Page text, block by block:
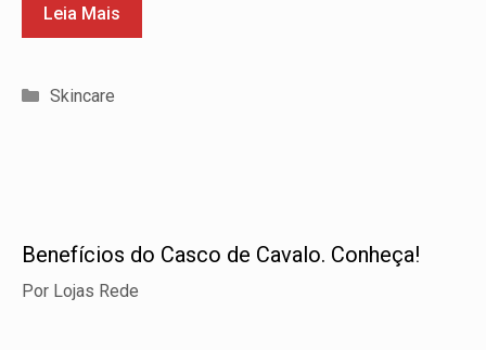
Leia Mais
Categorias
Skincare
Benefícios do Casco de Cavalo. Conheça!
Por Lojas Rede